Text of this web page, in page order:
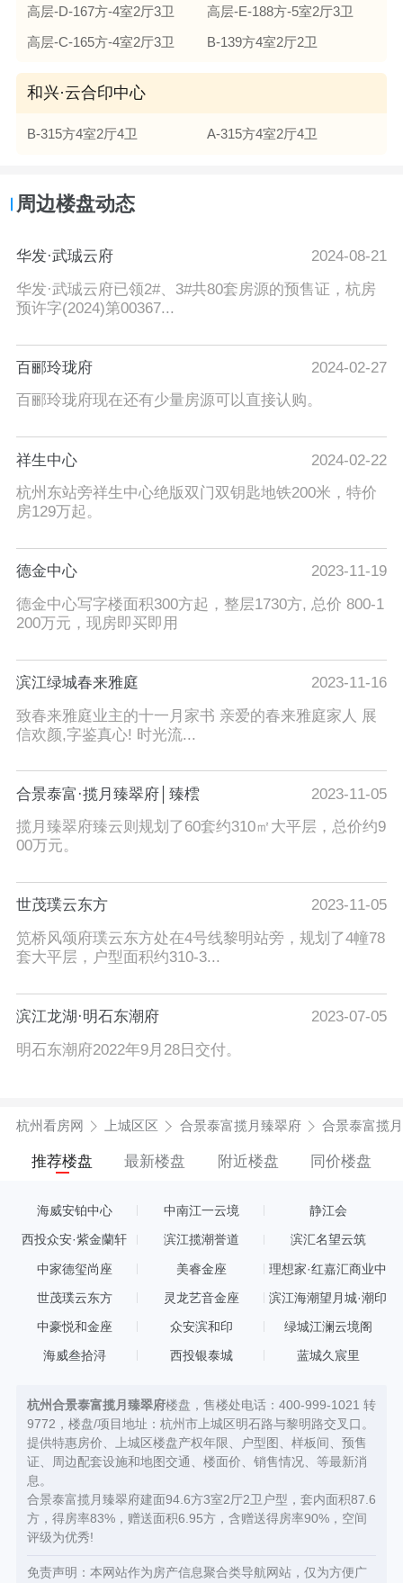
高层-D-167方-4室2厅3卫
高层-E-188方-5室2厅3卫
高层-C-165方-4室2厅3卫
B-139方4室2厅2卫
和兴·云合印中心
B-315方4室2厅4卫 A-315方4室2厅4卫
周边楼盘动态
华发·武珹云府
2024-08-21
华发·武珹云府已领2#、3#共80套房源的预售证，杭房
预许字(2024)第00367...
百郦玲珑府
2024-02-27
百郦玲珑府现在还有少量房源可以直接认购。
祥生中心
2024-02-22
杭州东站旁祥生中心绝版双门双钥匙地铁200米，特价
房129万起。
德金中心
2023-11-19
德金中心写字楼面积300方起，整层1730方, 总价 800-1
200万元，现房即买即用
滨江绿城春来雅庭
2023-11-16
致春来雅庭业主的十一月家书 亲爱的春来雅庭家人 展
信欢颜,字鉴真心! 时光流...
合景泰富·揽月臻翠府│臻橒
2023-11-05
揽月臻翠府臻云则规划了60套约310㎡大平层，总价约9
00万元。
世茂璞云东方
2023-11-05
笕桥风颂府璞云东方处在4号线黎明站旁，规划了4幢78
套大平层，户型面积约310-3...
滨江龙湖·明石东潮府
2023-07-05
明石东潮府2022年9月28日交付。
杭州看房网 上城区区 合景泰富揽月臻翠府 合景泰富揽
推荐楼盘 最新楼盘 附近楼盘 同价楼盘
海威安铂中心 中南江一云境 静江会
西投众安·紫金蘭轩 滨江揽潮誉道 滨汇名望云筑
中家德玺尚座 美睿金座
理想家·红嘉汇商业中
世茂璞云东方 灵龙艺音金座 滨江海潮望月城·潮印
中豪悦和金座 众安滨和印 绿城江澜云境阁
海威叁拾浔 西投银泰城 蓝城久宸里
杭州合景泰富揽月臻翠府楼盘，售楼处电话：400-999-1021 转
9772，楼盘/项目地址：杭州市上城区明石路与黎明路交叉口。
提供特惠房价、上城区楼盘产权年限、户型图、样板间、预售
证、周边配套设施和地图交通、楼面价、销售情况、等最新消
息。
合景泰富揽月臻翠府建面94.6方3室2厅2卫户型，套内面积87.6
方，得房率83%，赠送面积6.95方，含赠送得房率90%，空间
评级为优秀!
免责声明：本网站作为房产信息聚合类导航网站，仅为方便广